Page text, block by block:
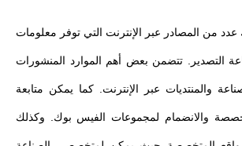
عدد من المصادر عبر الإنترنت التي توفر معلومات
التصدير. تتضمن بعض أهم الموارد المنشورات
والمنتديات عبر الإنترنت. كما يمكن متابعة
والانضمام لمجموعات الفيس بوك. وكذلك